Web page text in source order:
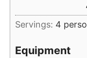
Servings: 4
Equipment